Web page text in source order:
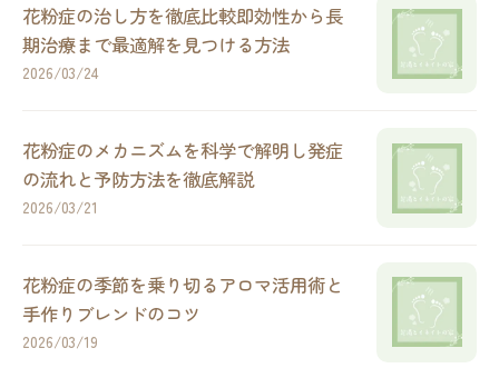
花粉症の治し方を徹底比較即効性から長
期治療まで最適解を見つける方法
2026/03/24
花粉症のメカニズムを科学で解明し発症
の流れと予防方法を徹底解説
2026/03/21
花粉症の季節を乗り切るアロマ活用術と
手作りブレンドのコツ
2026/03/19